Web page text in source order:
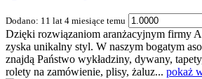
Dodano: 11 lat 4 miesiące temu
Dzięki rozwiązaniom aranżacyjnym firmy
zyska unikalny styl. W naszym bogatym
znajdą Państwo wykładziny, dywany,
rolety na zamówienie, plisy, żaluz... pokaż